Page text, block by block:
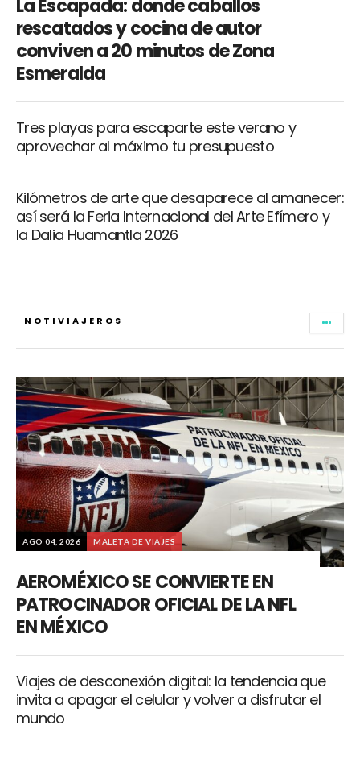
La Escapada: donde caballos
rescatados y cocina de autor
conviven a 20 minutos de Zona
Esmeralda
Tres playas para escaparte este verano y
aprovechar al máximo tu presupuesto
Kilómetros de arte que desaparece al amanecer:
así será la Feria Internacional del Arte Efímero y
la Dalia Huamantla 2026
NOTIVIAJEROS
AGO 04, 2026 MALETA DE VIAJES
AEROMÉXICO SE CONVIERTE EN
PATROCINADOR OFICIAL DE LA NFL
EN MÉXICO
Viajes de desconexión digital: la tendencia que
invita a apagar el celular y volver a disfrutar el
mundo